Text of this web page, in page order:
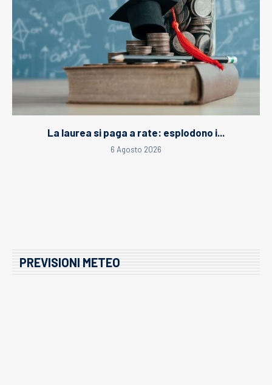
La laurea si paga a rate: esplodono i...
6 Agosto 2026
PREVISIONI METEO